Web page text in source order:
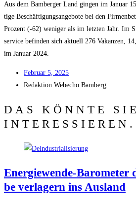
Aus dem Bam­ber­ger Land gin­gen im Janu­ar
ti­ge Beschäf­ti­gungs­an­ge­bo­te bei den
Pro­zent (-62) weni­ger als im letz­ten Jahr. Im
ser­vice befin­den sich aktu­ell 276 Vakan­zen,
im Janu­ar 2024.
Febru­ar 5, 2025
Redak­ti­on Web­echo Bamberg
DAS KÖNNTE
Ener­gie­wen­de-
be ver­la­gern ins Ausland